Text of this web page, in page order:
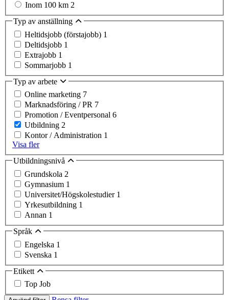
Inom 100 km 2
Typ av anställning
Heltidsjobb (förstajobb) 1
Deltidsjobb 1
Extrajobb 1
Sommarjobb 1
Typ av arbete
Online marketing 7
Marknadsföring / PR 7
Promotion / Eventpersonal 6
Utbildning 2
Kontor / Administration 1
Visa fler
Utbildningsnivå
Grundskola 2
Gymnasium 1
Universitet/Högskolestudier 1
Yrkesutbildning 1
Annan 1
Språk
Engelska 1
Svenska 1
Etikett
Top Job